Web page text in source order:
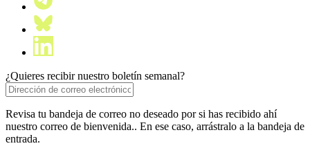
¿Quieres recibir nuestro boletín semanal?
Revisa tu bandeja de correo no deseado por si has recibido ahí
nuestro correo de bienvenida.. En ese caso, arrástralo a la bandeja de
entrada.